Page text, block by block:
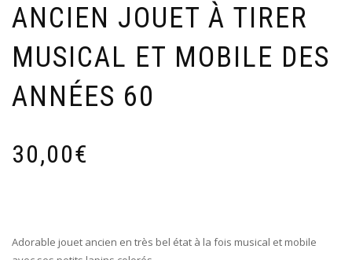
ANCIEN JOUET À TIRER
MUSICAL ET MOBILE DES
ANNÉES 60
30,00€
Adorable jouet ancien en très bel état à la fois musical et mobile